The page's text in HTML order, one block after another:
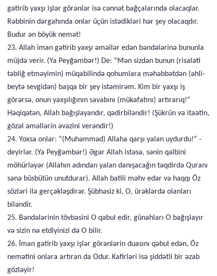
gətirib yaxşı işlər görənlər isə cənnət bağçalarında olacaqlar.
Rəbbinin dərgahında onlar üçün istədikləri hər şey olacaqdır.
Budur ən böyük nemət!
23. Allah iman gətirib yaxşı əməllər edən bəndələrinə bununla
müjdə verir. (Ya Peyğəmbər!) De: “Mən sizdən bunun (risaləti
təbliğ etməyimin) müqabilində qohumlara məhəbbətdən (əhli-
beytə sevgidən) başqa bir şey istəmirəm. Kim bir yaxşı iş
görərsə, onun yaxşılığının savabını (mükafatını) artırarıq!”
Həqiqətən, Allah bağışlayandır, qədirbiləndir! (Şükrün və itaətin,
gözəl əməllərin əvəzini verəndir!)
24. Yoxsa onlar: “(Muhəmməd) Allaha qarşı yalan uydurdu!” -
deyirlər. (Ya Peyğəmbər!) Əgər Allah istəsə, sənin qəlbini
möhürləyər (Allahın adından yalan danışacağın təqdirdə Quranı
sənə büsbütün unutdurar). Allah batili məhv edər və haqqı Öz
sözləri ilə gerçəkləşdirər. Şübhəsiz ki, O, ürəklərdə olanları
biləndir.
25. Bəndələrinin tövbəsini O qəbul edir, günahları O bağışlayır
və sizin nə etdiyinizi də O bilir.
26. İman gətirib yaxşı işlər görənlərin duasını qəbul edən, Öz
nemətini onlara artıran da Odur. Kafirləri isə şiddətli bir əzab
gözləyir!